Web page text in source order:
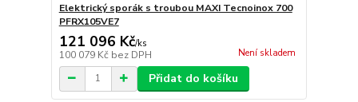
Elektrický sporák s troubou MAXI Tecnoinox 700
PFRX105VE7
121 096 Kč/ks
100 079 Kč bez DPH Není skladem
Přidat do košíku